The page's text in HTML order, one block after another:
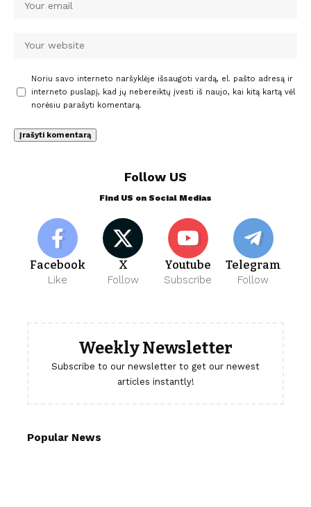
Noriu savo interneto naršyklėje išsaugoti vardą, el. pašto adresą ir
interneto puslapį, kad jų nebereiktų įvesti iš naujo, kai kitą kartą vėl
norėsiu parašyti komentarą.
Follow US
Find US on Social Medias
Facebook
Like
X
Follow
Youtube
Subscribe
Telegram
Follow
Weekly Newsletter
Subscribe to our newsletter to get our newest
articles instantly!
Popular News